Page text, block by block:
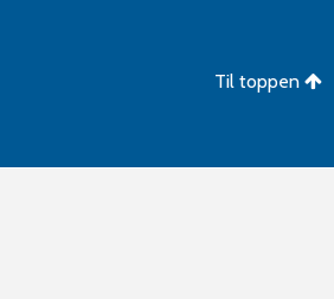
Til toppen